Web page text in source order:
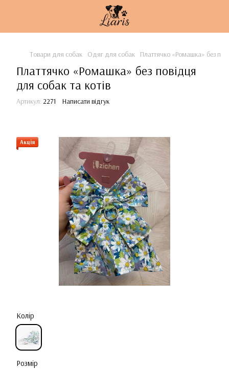
Товари для собак Одяг для собак Платтячко «Ромашка» без
Платтячко «Ромашка» без повідця
для собак та котів
Артикул: 2271 Написати відгук
Акція
Колір
Розмір